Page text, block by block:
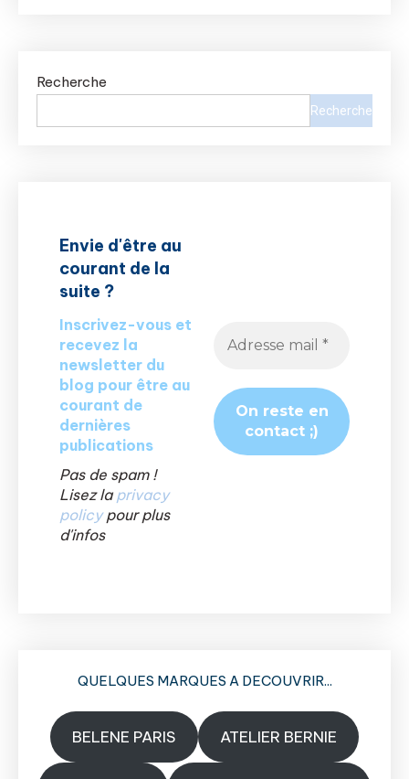
Recherche
Recherche
Envie d'être au
courant de la
suite ?
Inscrivez-vous et
recevez la
newsletter du
blog pour être au
courant de
dernières
publications
Pas de spam !
Lisez la privacy
policypour plus
d'infos
QUELQUES MARQUES A DECOUVRIR...
BELENE PARIS ATELIER BERNIE